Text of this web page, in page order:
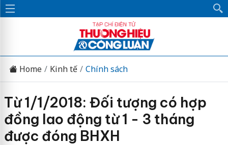
Home Kinh tế Chính sách
Từ 1/1/2018: Đối tượng có hợp
đồng lao động từ 1 - 3 tháng
được đóng BHXH